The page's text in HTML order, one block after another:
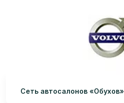
Сеть автосалонов «Обухов»